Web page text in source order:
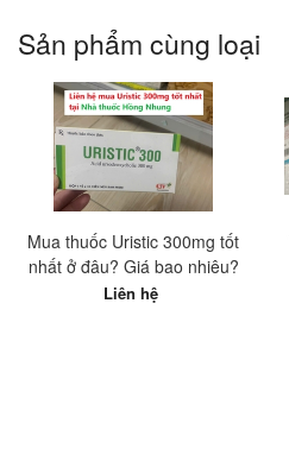
Sản phẩm cùng loại
Mua thuốc Uristic 300mg tốt
nhất ở đâu? Giá bao nhiêu?
Liên hệ